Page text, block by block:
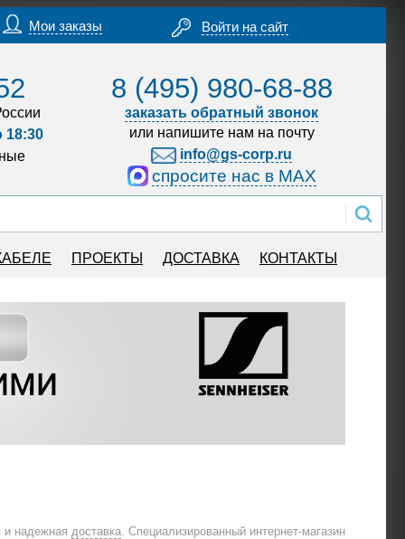
Мои заказы Войти на сайт
18:30
8 (495) 980-68-88
заказать обратный звонок
или напишите нам на почту
info@gs-corp.ru
спросите нас в MAX
ПРОЕКТЫ ДОСТАВКА КОНТАКТЫ
и надежная доставка. Специализированный интернет-магазин